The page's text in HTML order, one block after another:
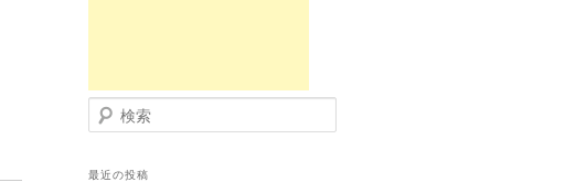
検索
最近の投稿